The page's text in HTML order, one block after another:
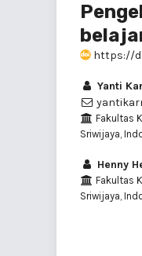
https://
Yanti
Fakultas
Sriwijaya,
Henny
Fakultas
Sriwijaya,